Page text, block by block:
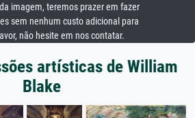
imagem, teremos prazer em fazer
sem nenhum custo adicional para
não hesite em nos contatar.
artísticas de William
Blake